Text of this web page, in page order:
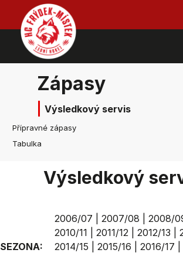
Zápasy
Výsledkový servis
Přípravné zápasy
Tabulka
Výsledkový
SEZONA:
2006/07 2007/08 2008/
2010/11
2011/12 2012/13
2014/15
2015/16 2016/17